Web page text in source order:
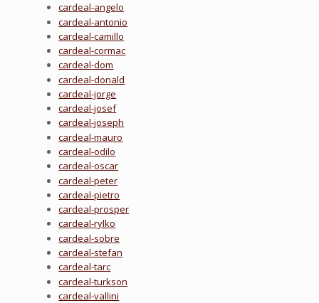
cardeal-angelo
cardeal-antonio
cardeal-camillo
cardeal-cormac
cardeal-dom
cardeal-donald
cardeal-jorge
cardeal-josef
cardeal-joseph
cardeal-mauro
cardeal-odilo
cardeal-oscar
cardeal-peter
cardeal-pietro
cardeal-prosper
cardeal-rylko
cardeal-sobre
cardeal-stefan
cardeal-tarc
cardeal-turkson
cardeal-vallini